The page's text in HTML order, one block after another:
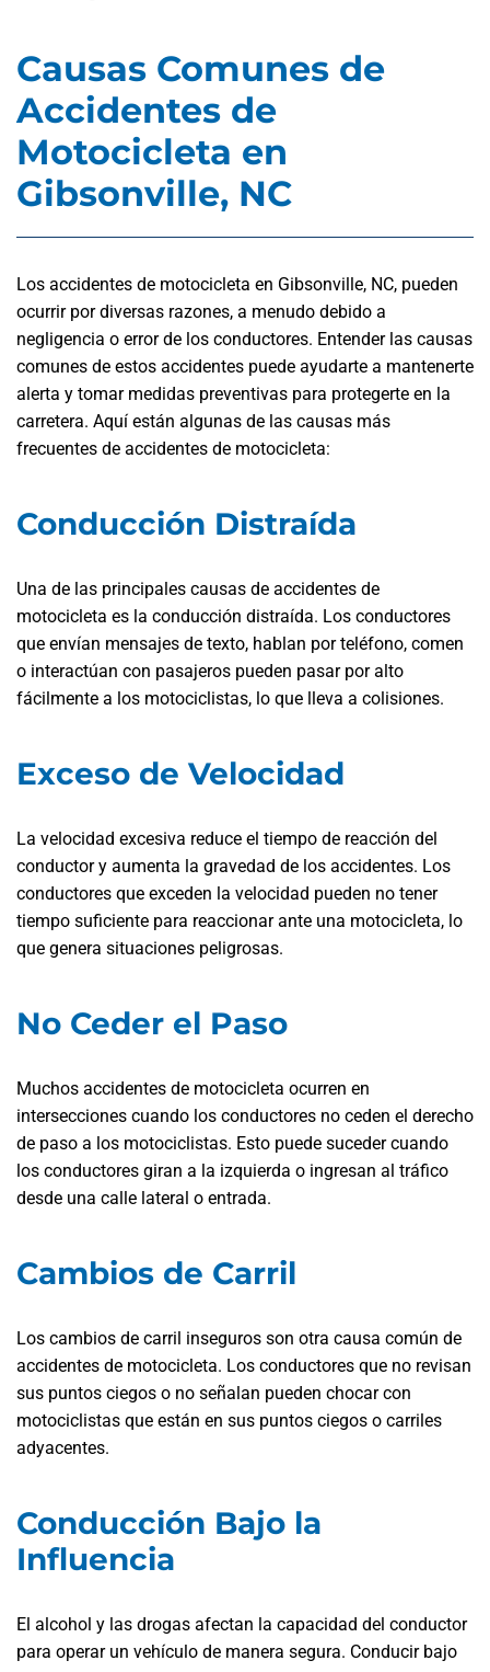
Causas Comunes de
Accidentes de
Motocicleta en
Gibsonville, NC
Los accidentes de motocicleta en Gibsonville, NC, pueden
ocurrir por diversas razones, a menudo debido a
negligencia o error de los conductores. Entender las causas
comunes de estos accidentes puede ayudarte a mantenerte
alerta y tomar medidas preventivas para protegerte en la
carretera. Aquí están algunas de las causas más
frecuentes de accidentes de motocicleta:
Conducción Distraída
Una de las principales causas de accidentes de
motocicleta es la conducción distraída. Los conductores
que envían mensajes de texto, hablan por teléfono, comen
o interactúan con pasajeros pueden pasar por alto
fácilmente a los motociclistas, lo que lleva a colisiones.
Exceso de Velocidad
La velocidad excesiva reduce el tiempo de reacción del
conductor y aumenta la gravedad de los accidentes. Los
conductores que exceden la velocidad pueden no tener
tiempo suficiente para reaccionar ante una motocicleta, lo
que genera situaciones peligrosas.
No Ceder el Paso
Muchos accidentes de motocicleta ocurren en
intersecciones cuando los conductores no ceden el derecho
de paso a los motociclistas. Esto puede suceder cuando
los conductores giran a la izquierda o ingresan al tráfico
desde una calle lateral o entrada.
Cambios de Carril
Los cambios de carril inseguros son otra causa común de
accidentes de motocicleta. Los conductores que no revisan
sus puntos ciegos o no señalan pueden chocar con
motociclistas que están en sus puntos ciegos o carriles
adyacentes.
Conducción Bajo la
Influencia
El alcohol y las drogas afectan la capacidad del conductor
para operar un vehículo de manera segura. Conducir bajo